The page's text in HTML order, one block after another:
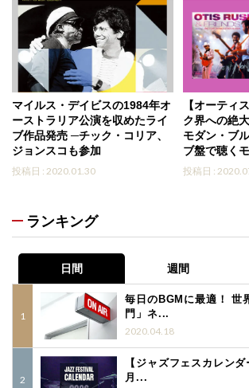
マイルス・デイビスの1984年オ
ーストラリア公演を収めたライ
ブ作品発売 ─チック・コリア、
ジョンスコも参加
投稿日 : 2020.01.30
【オーティ
ク界への絶
モダン・ブ
ブ盤で聴く
投稿日 :
ランキング
日間 週間
毎日のBGMに最適！ 世
門」ネ...
2020.04.18
【ジャズフェスカレン
月...